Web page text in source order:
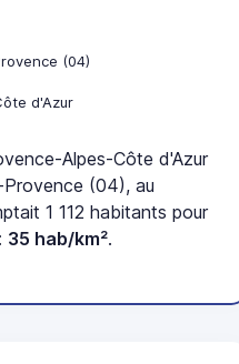
(04)
d'Azur
Alpes-Côte d'Azur
(04), au
1 112 habitants pour
35 hab/km².